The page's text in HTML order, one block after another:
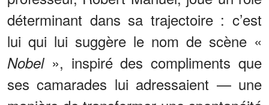
déterminant dans sa trajectoire : c’est
lui qui lui suggère le nom de scène «
Nobel », inspiré des compliments que
ses camarades lui adressaient — une